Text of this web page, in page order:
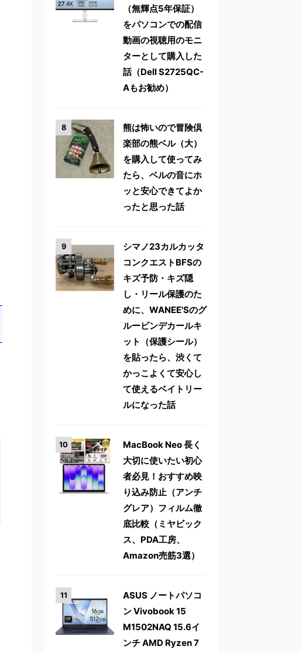
（無輝点5年保証）
をパソコンでの配信
動画の視聴用のモニ
ターとして購入した
話（Dell S2725QC-
Aもお勧め）
熊は怖いので冒険倶
楽部の熊ベル（大）
を購入して使ってみ
たら、ベルの音にホ
ッと安心できてよか
ったと思った話
シマノ23カルカッタ
コンクエストBFSの
キズ予防・キズ隠
し・リール保護のた
めに、WANEE'Sのグ
ルービンデカールキ
ット（保護シール）
を貼ったら、渋くて
かっこよくて安心し
て使えるベイトリー
ルになった話
MacBook Neo 長く
大切に使いたい初心
者必見！おすすめ映
り込み防止（アンチ
グレア）フィルム徹
底比較（ミヤビック
ス、PDA工房、
Amazon売筋3選）
ASUS ノートパソコ
ン Vivobook 15
M1502NAQ 15.6イ
ンチ AMD Ryzen 7